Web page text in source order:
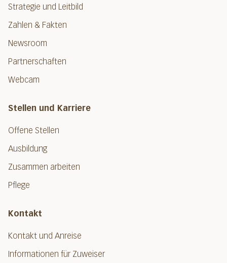
Strategie und Leitbild
Zahlen & Fakten
Newsroom
Partnerschaften
Webcam
Stellen und Karriere
Offene Stellen
Ausbildung
Zusammen arbeiten
Pflege
Kontakt
Kontakt und Anreise
Informationen für Zuweiser